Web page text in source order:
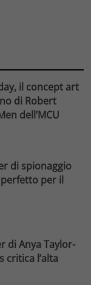
il concept art
di Robert
dell’MCU
di spionaggio
per il
di Anya Taylor-
critica l’alta